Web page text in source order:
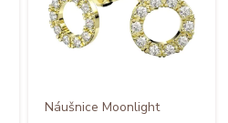
Náušnice Moonlight